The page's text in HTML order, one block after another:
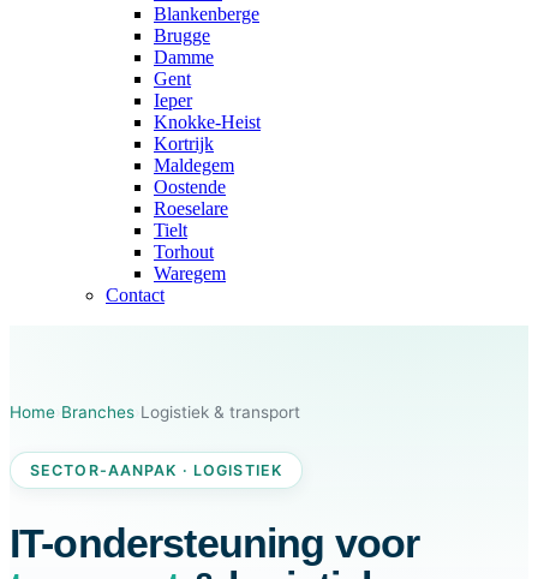
Blankenberge
Brugge
Damme
Gent
Ieper
Knokke-Heist
Kortrijk
Maldegem
Oostende
Roeselare
Tielt
Torhout
Waregem
Contact
Home Branches Logistiek & transport
SECTOR-AANPAK · LOGISTIEK
IT-ondersteuning voor